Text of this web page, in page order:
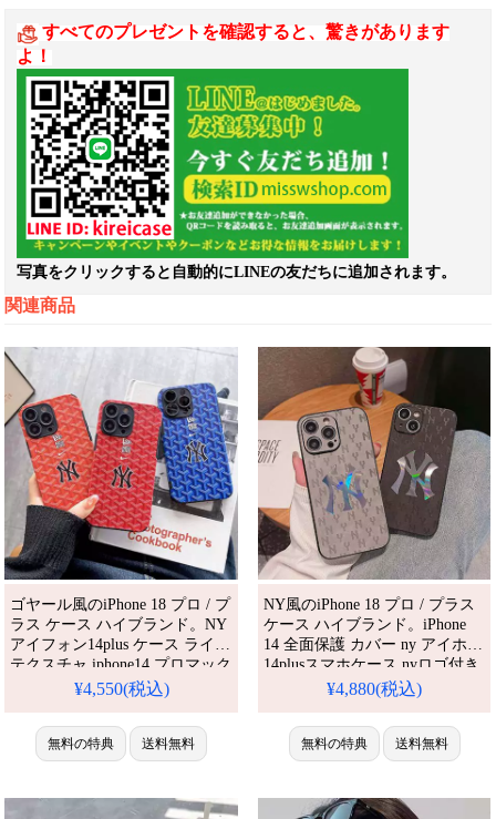
すべてのプレゼントを確認すると、驚きがあります
よ！
写真をクリックすると自動的にLINEの友だちに追加されます。
関連商品
ゴヤール風のiPhone 18 プロ / プ
ラス ケース ハイブランド。NY
アイフォン14plus ケース ライチ
テクスチャ iphone14 プロマック
ス 保護ケース 欧米風 goyard ア
ース シリコン iphone12
pro/12pro max ケース オシャ
レ。芸能人も愛用する人気アイ
かわいい。おしゃれでシンプ
¥4,550(税込)
無料の特典 送料無料
NY風のiPhone 18 プロ / プラス
ケース ハイブランド。iPhone
14 全面保護 カバー ny アイホン
14plusスマホケース nyロゴ付き
iPhone 14promax NYスポーツ風
13promax/13 NY スマホケース
iPhone 12 携帯ケース 高質革貼
ny。芸能人も愛用する人気アイ
かわいい。おしゃ
¥4,880(税込)
無料の特典 送料無料